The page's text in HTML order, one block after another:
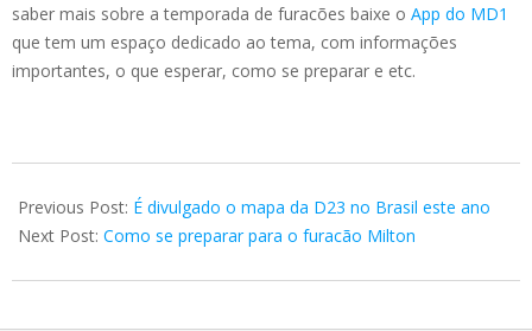
saber mais sobre a temporada de furacões baixe o App do MD1
que tem um espaço dedicado ao tema, com informações
importantes, o que esperar, como se preparar e etc.
10-
07
Previous Post: É divulgado o mapa da D23 no Brasil este ano
Next Post: Como se preparar para o furacão Milton